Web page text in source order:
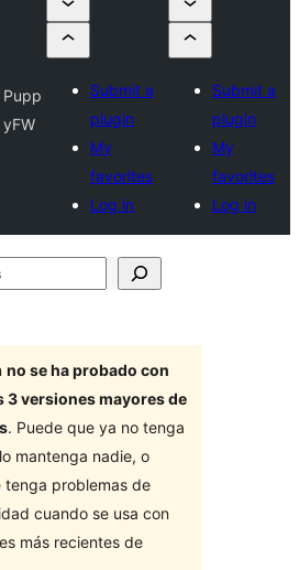
Pupp
yFW
Submit a
plugin
My
favorites
Log in
Submit a
plugin
My
favorites
Log in
no se ha probado con
3 versiones mayores de
. Puede que ya no tenga
mantenga nadie, o
tenga problemas de
cuando se usa con
más recientes de